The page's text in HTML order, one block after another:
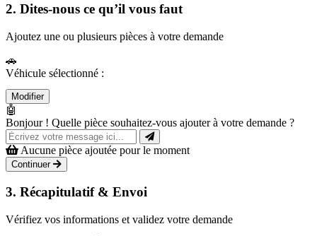
2. Dites-nous ce qu’il vous faut
Ajoutez une ou plusieurs pièces à votre demande
🚗
Véhicule sélectionné :
Modifier
🤖
Bonjour ! Quelle pièce souhaitez-vous ajouter à votre demande ?
Aucune pièce ajoutée pour le moment
Continuer
3. Récapitulatif & Envoi
Vérifiez vos informations et validez votre demande